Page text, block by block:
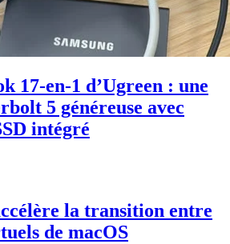
17-en-1 d’Ugreen : une
5 généreuse avec
intégré
la transition entre
de macOS